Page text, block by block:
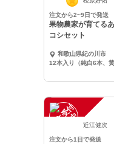
注文から2~9日で発送
果物農家が育てる
コシセット
和歌山県紀の川市
注
文
受
付
停
止
中 近江健次
注文から1日で発送